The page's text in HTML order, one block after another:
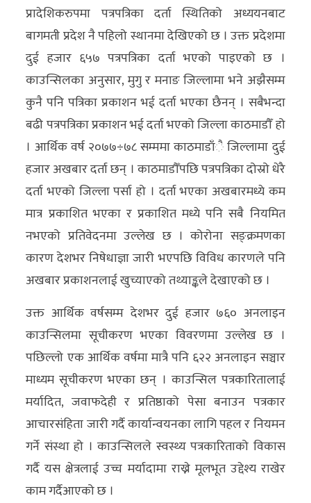
फोटो
ग्यालरी
भिडियो
प्रादेशिकरुपमा पत्रपत्रिका दर्ता स्थितिको अध्ययनबाट
बागमती प्रदेश नै पहिलो स्थानमा देखिएको छ । उक्त प्रदेशमा
दुई हजार ६५७ पत्रपत्रिका दर्ता भएको पाइएको छ ।
काउन्सिलका अनुसार, मुगु र मनाङ जिल्लामा भने अझैसम्म
कुनै पनि पत्रिका प्रकाशन भई दर्ता भएका छैनन् । सबैभन्दा
बढी पत्रपत्रिका प्रकाशन भई दर्ता भएको जिल्ला काठमाडौँ हो
। आर्थिक वर्ष २०७७÷७८ सम्ममा काठमाडाँै जिल्लामा दुई
हजार अखबार दर्ता छन् । काठमाडौँपछि पत्रपत्रिका दोस्रो धेरै
दर्ता भएको जिल्ला पर्सा हो । दर्ता भएका अखबारमध्ये कम
मात्र प्रकाशित भएका र प्रकाशित मध्ये पनि सबै नियमित
नभएको प्रतिवेदनमा उल्लेख छ । कोरोना सङ्क्रमणका
कारण देशभर निषेधाज्ञा जारी भएपछि विविध कारणले पनि
अखबार प्रकाशनलाई खुच्याएको तथ्याङ्कले देखाएको छ ।
उक्त आर्थिक वर्षसम्म देशभर दुई हजार ७६० अनलाइन
काउन्सिलमा सूचीकरण भएका विवरणमा उल्लेख छ ।
पछिल्लो एक आर्थिक वर्षमा मात्रै पनि ६२२ अनलाइन सञ्चार
माध्यम सूचीकरण भएका छन् । काउन्सिल पत्रकारितालाई
मर्यादित, जवाफदेही र प्रतिष्ठाको पेसा बनाउन पत्रकार
आचारसंहिता जारी गर्दै कार्यान्वयनका लागि पहल र नियमन
गर्ने संस्था हो । काउन्सिलले स्वस्थ्य पत्रकारिताको विकास
गर्दै यस क्षेत्रलाई उच्च मर्यादामा राख्ने मूलभूत उद्देश्य राखेर
काम गर्दैआएको छ ।